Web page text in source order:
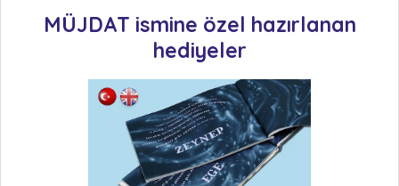
MÜJDAT ismine özel hazırlanan
hediyeler